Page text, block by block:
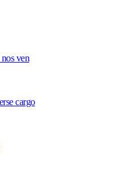
ven
cargo